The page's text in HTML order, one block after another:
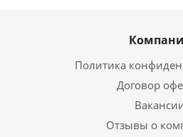
Политика
Договор
Отзывы о